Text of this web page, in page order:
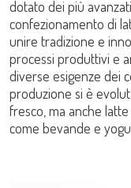
dotato dei più
confezionamento di
unire tradizione e
processi produttivi e
diverse esigenze dei
produzione si è
fresco, ma anche
come bevande e